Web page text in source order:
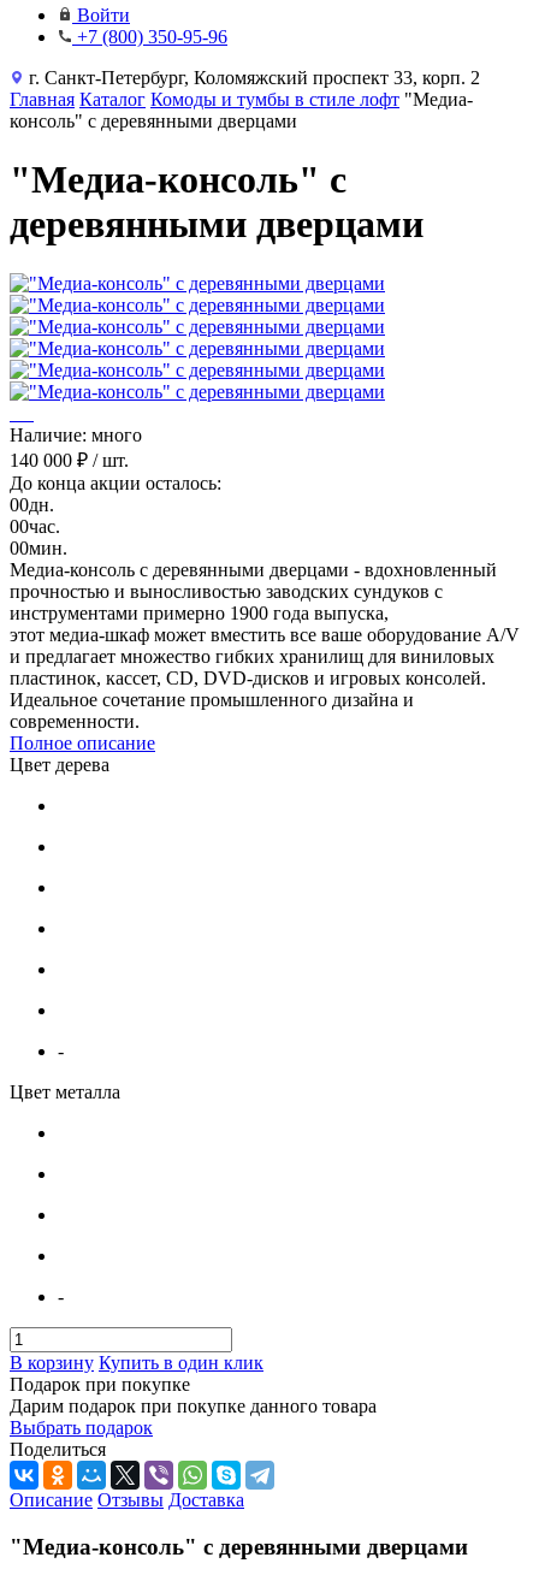
Войти
+7 (800) 350-95-96
г. Санкт-Петербург, Коломяжский проспект 33, корп. 2
Главная Каталог Комоды и тумбы в стиле лофт "Медиа-
консоль" с деревянными дверцами
"Медиа-консоль" с
деревянными дверцами
Наличие: много
140 000 ₽ / шт.
До конца акции осталось:
00дн.
00час.
00мин.
Медиа-консоль с деревянными дверцами - вдохновленный
прочностью и выносливостью заводских сундуков с
инструментами примерно 1900 года выпуска,
этот медиа-шкаф может вместить все ваше оборудование A/V
и предлагает множество гибких хранилищ для виниловых
пластинок, кассет, CD, DVD-дисков и игровых консолей.
Идеальное сочетание промышленного дизайна и
современности.
Полное описание
Цвет дерева
-
Цвет металла
-
В корзину Купить в один клик
Подарок при покупке
Дарим подарок при покупке данного товара
Выбрать подарок
Поделиться
Описание Отзывы Доставка
"Медиа-консоль" с деревянными дверцами